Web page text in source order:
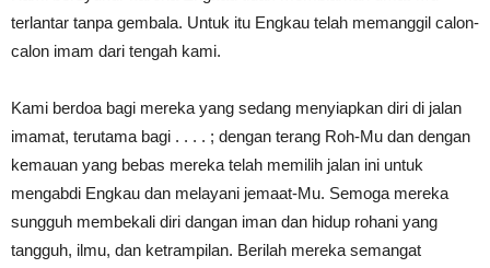
terlantar tanpa gembala. Untuk itu Engkau telah memanggil calon-
calon imam dari tengah kami.
Kami berdoa bagi mereka yang sedang menyiapkan diri di jalan
imamat, terutama bagi . . . . ; dengan terang Roh-Mu dan dengan
kemauan yang bebas mereka telah memilih jalan ini untuk
mengabdi Engkau dan melayani jemaat-Mu. Semoga mereka
sungguh membekali diri dangan iman dan hidup rohani yang
tangguh, ilmu, dan ketrampilan. Berilah mereka semangat